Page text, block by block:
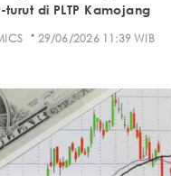
turut di PLTP Kamojang
· 29/06/2026 11:39 WIB